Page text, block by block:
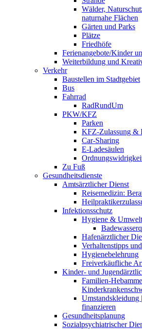
Wälder,
naturnahe Flächen
Gärten und Parks
Plätze
Friedhöfe
Ferienangebote/Kinder
Weiterbildung und
Verkehr
Baustellen im Stadtgebiet
Bus
Fahrrad
RadRundUm
PKW/KFZ
Parken
KFZ-Zulassung &
Car-Sharing
E-Ladesäulen
Zu Fuß
Gesundheitsdienste
Amtsärztlicher Dienst
Reisemedizin:
Infektionsschutz
Hygiene &
Hafenärztlicher
Verhaltenstipps
Hygienebelehrung
Freiverkäufliche
Kinder- und
Familien-
Umstandskleidung
finanzieren
Gesundheitsplanung
Sozialpsychiatrischer